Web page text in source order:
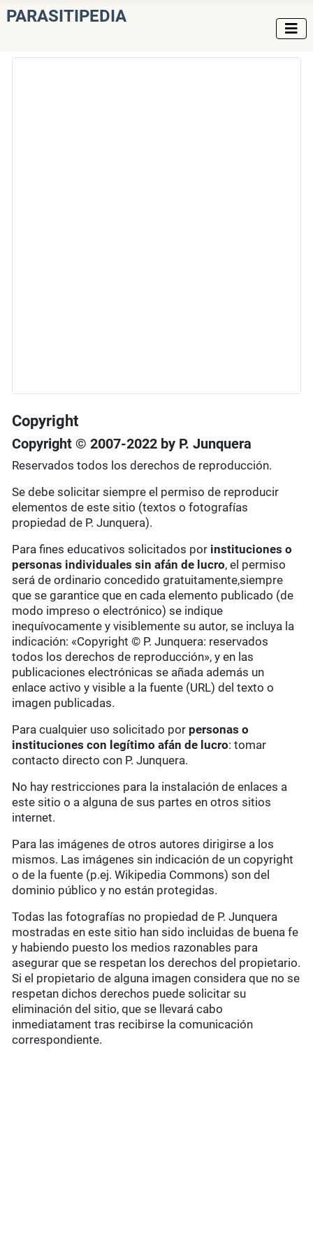
PARASITIPEDIA
Copyright
Copyright © 2007-2022 by P. Junquera
Reservados todos los derechos de reproducción.
Se debe solicitar siempre el permiso de reproducir
elementos de este sitio (textos o fotografías
propiedad de P. Junquera).
Para fines educativos solicitados por instituciones o
personas individualessin afán de lucro, el permiso
será de ordinario concedido gratuitamente,siempre
que se garantice que en cada elemento publicado (de
modo impreso o electrónico) se indique
inequívocamente y visiblemente su autor, se incluya la
indicación: «Copyright © P. Junquera: reservados
todos los derechos de reproducción», y en las
publicaciones electrónicas se añada además un
enlace activo y visible a la fuente (URL) del texto o
imagen publicadas.
Para cualquier uso solicitado por personas o
instituciones con legítimo afán de lucro: tomar
contacto directo con P. Junquera.
No hay restricciones para la instalación de enlaces a
este sitio o a alguna de sus partes en otros sitios
internet.
Para las imágenes de otros autores dirigirse a los
mismos. Las imágenes sin indicación de un copyright
o de la fuente (p.ej. Wikipedia Commons) son del
dominio público y no están protegidas.
Todas las fotografías no propiedad de P. Junquera
mostradas en este sitio han sido incluidas de buena fe
y habiendo puesto los medios razonables para
asegurar que se respetan los derechos del propietario.
Si el propietario de alguna imagen considera que no se
respetan dichos derechos puede solicitar su
eliminación del sitio, que se llevará cabo
inmediatament tras recibirse la comunicación
correspondiente.